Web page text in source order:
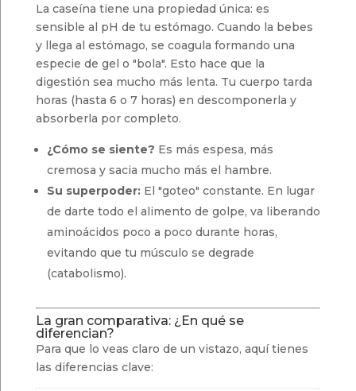
La caseína tiene una propiedad única: es
sensible al pH de tu estómago. Cuando la bebes
y llega al estómago, se coagula formando una
especie de gel o "bola". Esto hace que la
digestión sea mucho más lenta. Tu cuerpo tarda
horas (hasta 6 o 7 horas) en descomponerla y
absorberla por completo.
¿Cómo se siente? Es más espesa, más
cremosa y sacia mucho más el hambre.
Su superpoder:El "goteo" constante. En lugar
de darte todo el alimento de golpe, va liberando
aminoácidos poco a poco durante horas,
evitando que tu músculo se degrade
(catabolismo).
La gran comparativa: ¿En qué se
diferencian?
Para que lo veas claro de un vistazo, aquí tienes
las diferencias clave: